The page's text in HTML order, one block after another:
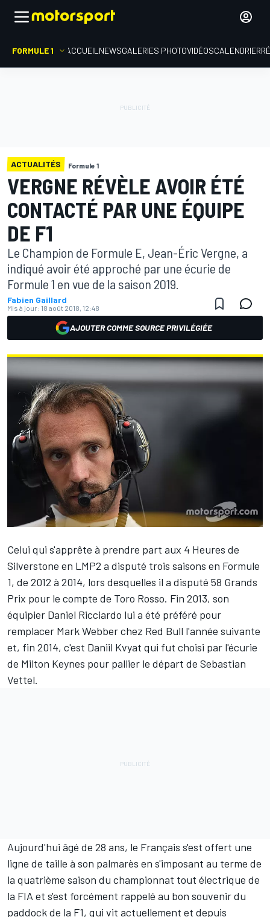
FORMULE 1 ACCUEIL NEWSGALERIES PHOTOVIDÉOSCALENDRIER
ACTUALITÉS Formule 1
VERGNE RÉVÈLE AVOIR ÉTÉ
CONTACTÉ PAR UNE ÉQUIPE
DE F1
Le Champion de Formule E, Jean-Éric Vergne, a
indiqué avoir été approché par une écurie de
Formule 1 en vue de la saison 2019.
Fabien Gaillard
Mis à jour: 18 août 2018, 12:48
AJOUTER COMME SOURCE PRIVILÉGIÉE
Celui qui s'apprête à prendre part aux 4 Heures de
Silverstone en LMP2 a disputé trois saisons en Formule
1, de 2012 à 2014, lors desquelles il a disputé 58 Grands
Prix pour le compte de Toro Rosso. Fin 2013, son
équipier Daniel Ricciardo lui a été préféré pour
remplacer Mark Webber chez Red Bull l'année suivante
et, fin 2014, c'est Daniil Kvyat qui fut choisi par l'écurie
de Milton Keynes pour pallier le départ de Sebastian
Vettel.
Aujourd'hui âgé de 28 ans, le Français s'est offert une
ligne de taille à son palmarès en s'imposant au terme de
la quatrième saison du championnat tout électrique de
la FIA et s'est forcément rappelé au bon souvenir du
paddock de la F1, qui vit actuellement et depuis